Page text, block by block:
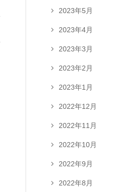
2023年5月
2023年4月
2023年3月
2023年2月
2023年1月
2022年12月
2022年11月
2022年10月
2022年9月
2022年8月